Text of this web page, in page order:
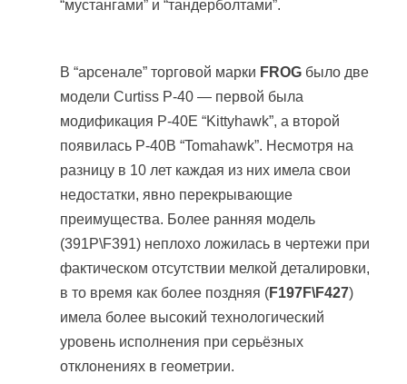
“мустангами” и “тандерболтами”.
В “арсенале” торговой марки FROG было две
модели Curtiss P-40 — первой была
модификация P-40E “Kittyhawk”, а второй
появилась P-40B “Tomahawk”. Несмотря на
разницу в 10 лет каждая из них имела свои
недостатки, явно перекрывающие
преимущества. Более ранняя модель
(391P\F391) неплохо ложилась в чертежи при
фактическом отсутствии мелкой деталировки,
в то время как более поздняя (F197F\F427)
имела более высокий технологический
уровень исполнения при серьёзных
отклонениях в геометрии.